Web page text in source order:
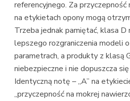
referencyjnego. Za przyczepność
na etykietach opony mogą
Trzeba jednak pamiętać, klasa D
lepszego rozgraniczenia modeli
parametrach, a produkty z klasą
niebezpieczne i nie dopuszcza
Identyczną notę – „A” na
„przyczepność na mokrej